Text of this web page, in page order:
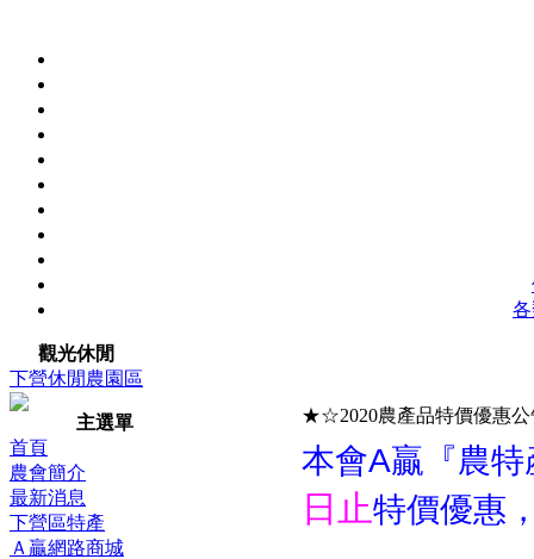
觀光休閒
下營休閒農園區
主選單
首頁
農會簡介
最新消息
下營區特產
Ａ贏網路商城
★☆2020農產品特價優惠
本會A贏『農
日止特價優惠